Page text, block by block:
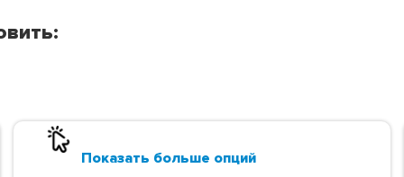
Показать больше опций